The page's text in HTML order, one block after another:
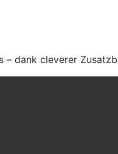
– dank cleverer